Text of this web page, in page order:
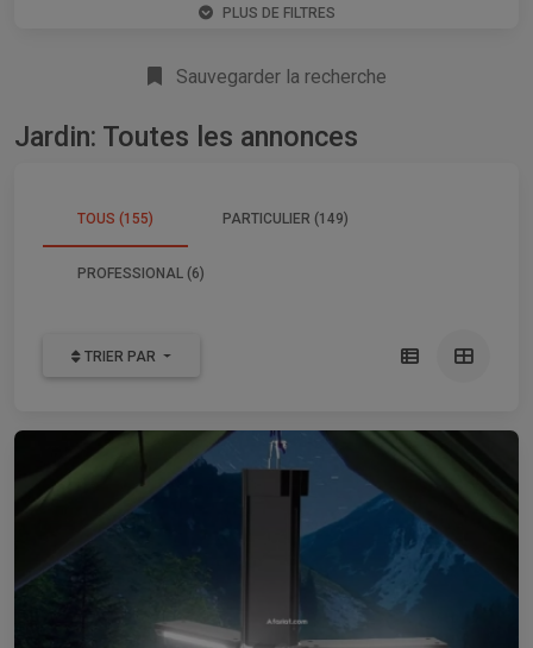
PLUS DE FILTRES
Sauvegarder la recherche
Jardin: Toutes les annonces
TOUS (155) PARTICULIER (149)
PROFESSIONAL (6)
TRIER PAR